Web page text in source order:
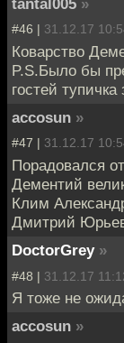
tantal005 »
#46 | 31.12.17
Коварство
P.S.Было бы
гостей тупичка
accosun »
#47 | 31.12.17
Порадовался
Дементий
Клим
Дмитрий
DoctorGrey »
#48 | 31.12.17
Я тоже не
accosun »